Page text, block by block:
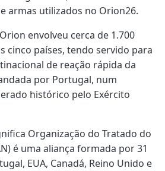
armas utilizados no Orion26.
envolveu cerca de 1.700
cinco países, tendo servido para
de reação rápida da
por Portugal, num
histórico pelo Exército
Organização do Tratado do
é uma aliança formada por 31
EUA, Canadá, Reino Unido e